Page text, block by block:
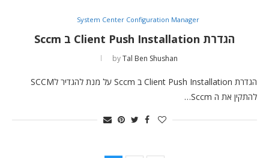
System Center Configuration Manager
הגדרת Client Push Installation ב Sccm
byTal Ben Shushan
הגדרת Client Push Installation ב Sccm על מנת להגדיר לSCCM
להתקין את ה Sccm…